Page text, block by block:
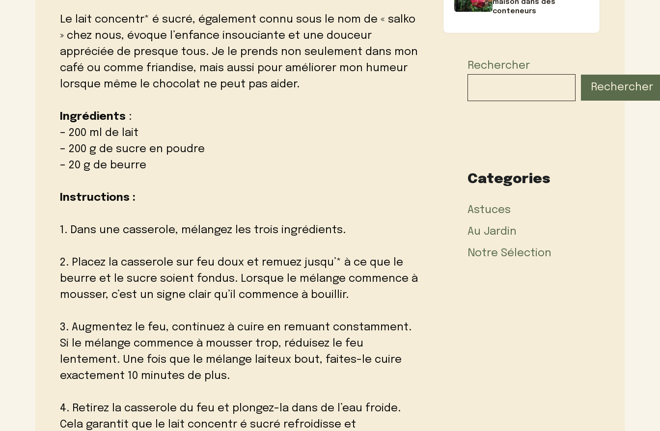
Le lait concentr* é sucré, également connu sous le nom de « salko
» chez nous, évoque l’enfance insouciante et une douceur
appréciée de presque tous. Je le prends non seulement dans mon
café ou comme friandise, mais aussi pour améliorer mon humeur
lorsque même le chocolat ne peut pas aider.
Ingrédients :
– 200 ml de lait
– 200 g de sucre en poudre
– 20 g de beurre
Instructions :
1. Dans une casserole, mélangez les trois ingrédients.
2. Placez la casserole sur feu doux et remuez jusqu’* à ce que le
beurre et le sucre soient fondus. Lorsque le mélange commence à
mousser, c’est un signe clair qu’il commence à bouillir.
3. Augmentez le feu, continuez à cuire en remuant constamment.
Si le mélange commence à mousser trop, réduisez le feu
lentement. Une fois que le mélange laiteux bout, faites-le cuire
exactement 10 minutes de plus.
4. Retirez la casserole du feu et plongez-la dans de l’eau froide.
Cela garantit que le lait concentr é sucré refroidisse et
maison dans des
conteneurs
Rechercher
Rechercher
Categories
Astuces
Au Jardin
Notre Sélection